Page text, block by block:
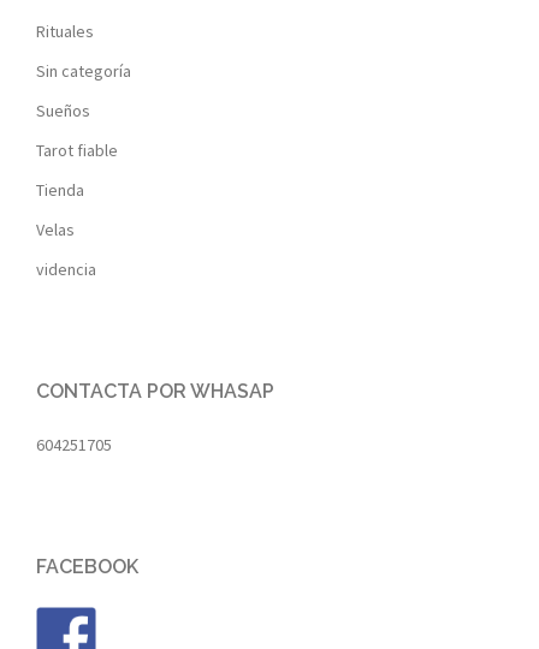
Rituales
Sin categoría
Sueños
Tarot fiable
Tienda
Velas
videncia
CONTACTA POR WHASAP
604251705
FACEBOOK